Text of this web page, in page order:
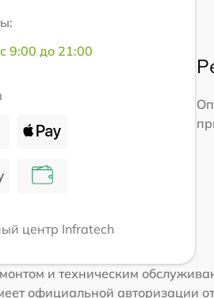
9:00 до 21:00
центр Infratech
и техническим
официальной авторизации